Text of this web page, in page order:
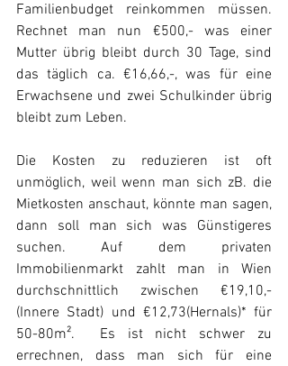
Familienbudget reinkommen müssen.
Rechnet man nun €500,- was einer
Mutter übrig bleibt durch 30 Tage, sind
das täglich ca. €16,66,-, was für eine
Erwachsene und zwei Schulkinder übrig
bleibt zum Leben.
Die Kosten zu reduzieren ist oft
unmöglich, weil wenn man sich zB. die
Mietkosten anschaut, könnte man sagen,
dann soll man sich was Günstigeres
suchen. Auf dem privaten
Immobilienmarkt zahlt man in Wien
durchschnittlich zwischen €19,10,-
(Innere Stadt) und €12,73(Hernals)* für
50-80m².  Es ist nicht schwer zu
errechnen, dass man sich für eine